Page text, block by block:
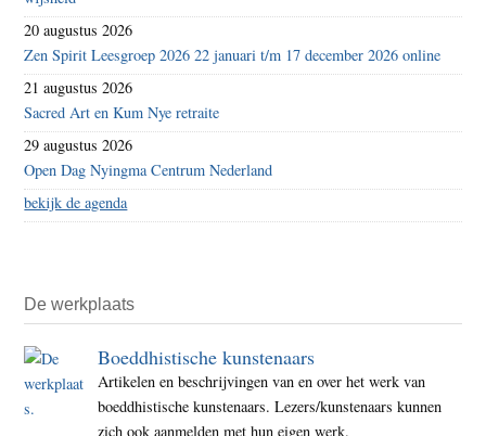
20 augustus 2026
Zen Spirit Leesgroep 2026 22 januari t/m 17 december 2026 online
21 augustus 2026
Sacred Art en Kum Nye retraite
29 augustus 2026
Open Dag Nyingma Centrum Nederland
bekijk de agenda
De werkplaats
Boeddhistische kunstenaars
Artikelen en beschrijvingen van en over het werk van
boeddhistische kunstenaars. Lezers/kunstenaars kunnen
zich ook aanmelden met hun eigen werk.